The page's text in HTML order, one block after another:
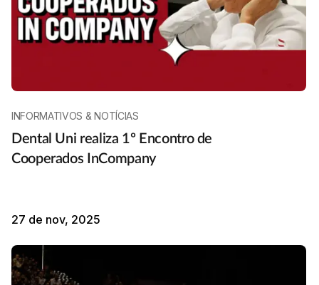
INFORMATIVOS & NOTÍCIAS
Dental Uni realiza 1º Encontro de
Cooperados InCompany
27 de nov, 2025